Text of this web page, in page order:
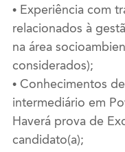
• Experiência com
relacionados à
na área
considerados);
• Conhecimentos
intermediário em
Haverá prova de
candidato(a);